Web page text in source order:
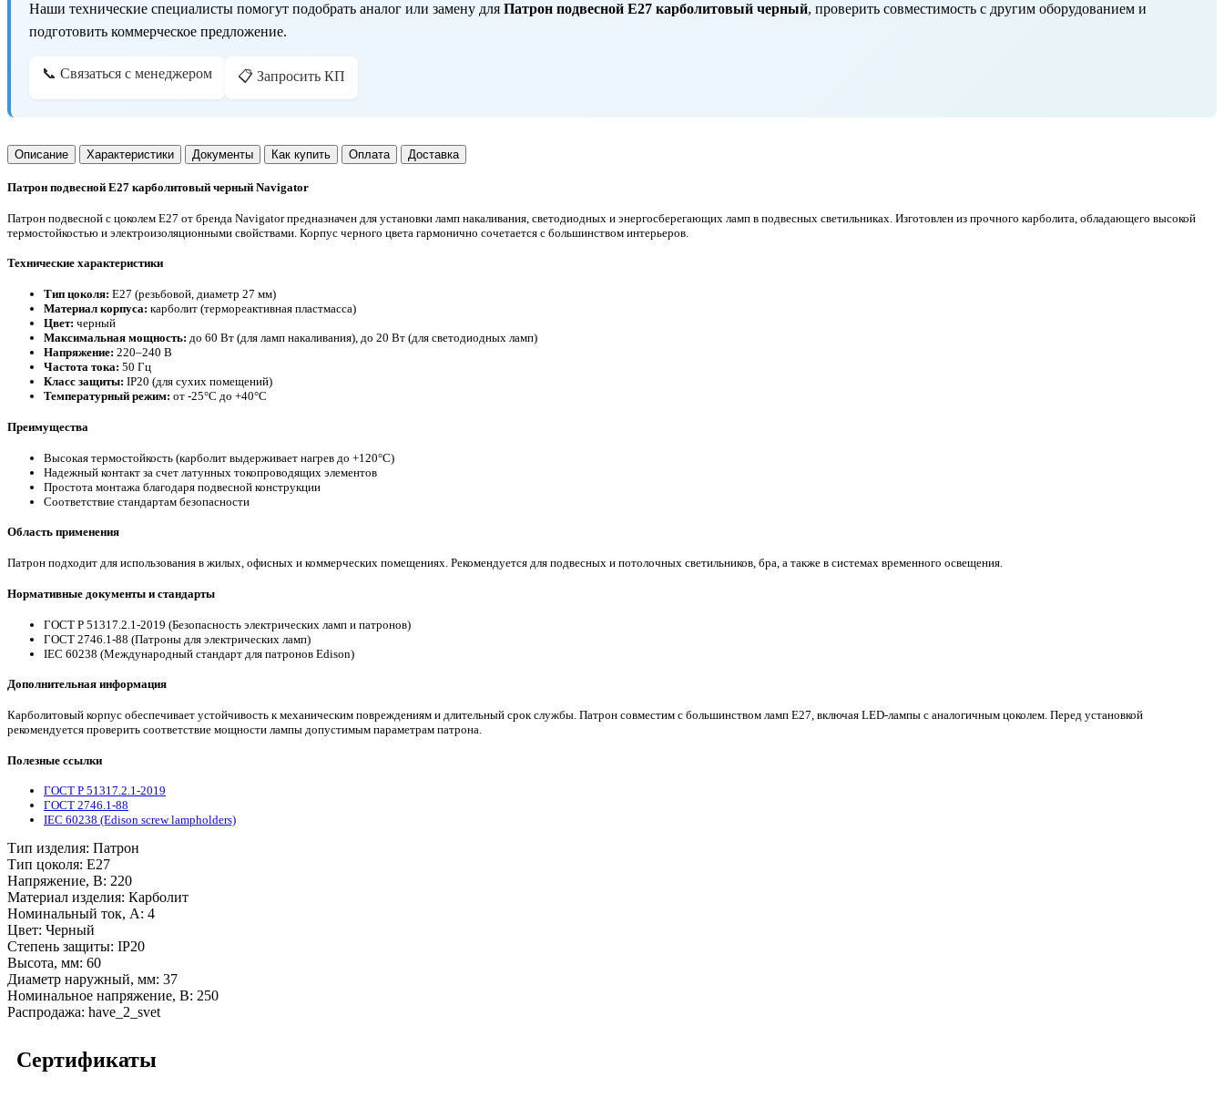
Наши технические специалисты помогут подобрать аналог или замену для Патрон подвесной Е27 карболитовый черный, проверить совместимость с другим оборудованием и
подготовить коммерческое предложение.
📞 Связаться с менеджером 📋 Запросить КП
Описание Характеристики Документы Как купить Оплата Доставка
Патрон подвесной Е27 карболитовый черный Navigator
Патрон подвесной с цоколем Е27 от бренда Navigator предназначен для установки ламп накаливания, светодиодных и энергосберегающих ламп в подвесных светильниках. Изготовлен из прочного карболита, обладающего высокой
термостойкостью и электроизоляционными свойствами. Корпус черного цвета гармонично сочетается с большинством интерьеров.
Технические характеристики
Тип цоколя: E27 (резьбовой, диаметр 27 мм)
Материал корпуса: карболит (термореактивная пластмасса)
Цвет: черный
Максимальная мощность: до 60 Вт (для ламп накаливания), до 20 Вт (для светодиодных ламп)
Напряжение: 220–240 В
Частота тока: 50 Гц
Класс защиты: IP20 (для сухих помещений)
Температурный режим: от -25°C до +40°C
Преимущества
Высокая термостойкость (карболит выдерживает нагрев до +120°C)
Надежный контакт за счет латунных токопроводящих элементов
Простота монтажа благодаря подвесной конструкции
Соответствие стандартам безопасности
Область применения
Патрон подходит для использования в жилых, офисных и коммерческих помещениях. Рекомендуется для подвесных и потолочных светильников, бра, а также в системах временного освещения.
Нормативные документы и стандарты
ГОСТ Р 51317.2.1-2019 (Безопасность электрических ламп и патронов)
ГОСТ 2746.1-88 (Патроны для электрических ламп)
IEC 60238 (Международный стандарт для патронов Edison)
Дополнительная информация
Карболитовый корпус обеспечивает устойчивость к механическим повреждениям и длительный срок службы. Патрон совместим с большинством ламп E27, включая LED-лампы с аналогичным цоколем. Перед установкой
рекомендуется проверить соответствие мощности лампы допустимым параметрам патрона.
Полезные ссылки
ГОСТ Р 51317.2.1-2019
ГОСТ 2746.1-88
IEC 60238 (Edison screw lampholders)
Тип изделия: Патрон
Тип цоколя: E27
Напряжение, В: 220
Материал изделия: Карболит
Номинальный ток, А: 4
Цвет: Черный
Степень защиты: IP20
Высота, мм: 60
Диаметр наружный, мм: 37
Номинальное напряжение, В: 250
Распродажа: have_2_svet
Сертификаты